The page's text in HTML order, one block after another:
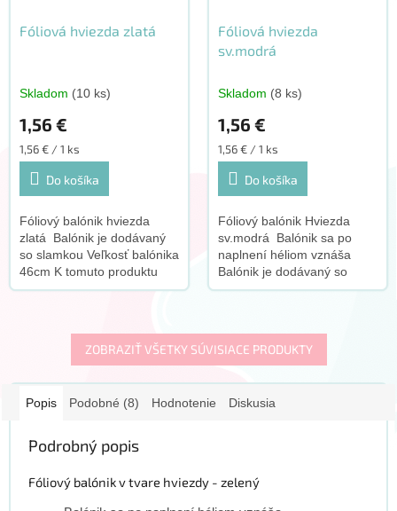
Fóliová hviezda zlatá
Skladom (10 ks)
1,56 €
Jednotková
cena:
1,56 € / 1 ks
Do košíka
Fóliový balónik hviezda
zlatá Balónik je dodávaný
so slamkou Veľkosť balónika
46cm K tomuto produktu
odporúčame dokúpiť tento
Fóliová hviezda
sv.modrá
Skladom (8 ks)
1,56 €
Jednotková
cena:
1,56 € / 1 ks
Do košíka
Fóliový balónik Hviezda
sv.modrá Balónik sa po
naplnení héliom vznáša
Balónik je dodávaný so
slamkou Veľkosť balónika
ZOBRAZIŤ VŠETKY SÚVISIACE PRODUKTY
Popis Podobné (8) Hodnotenie Diskusia
Podrobný popis
Fóliový balónik v tvare hviezdy - zelený